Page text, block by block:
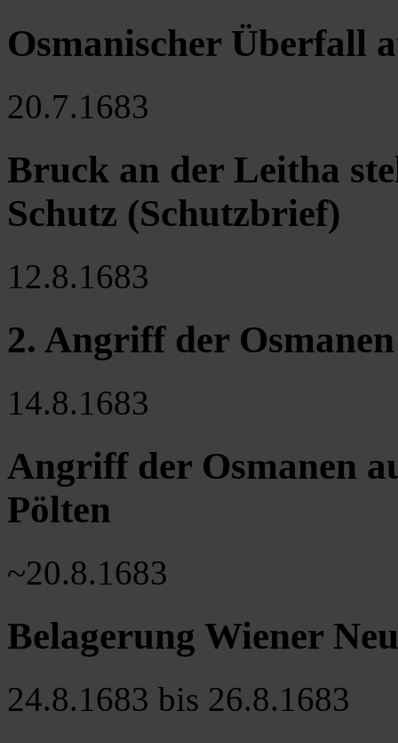
Osmanischer Überfall
20.7.1683
Bruck an der Leitha
Schutz (Schutzbrief)
12.8.1683
2. Angriff der
14.8.1683
Angriff der Osmanen
Pölten
~20.8.1683
Belagerung Wiener
24.8.1683 bis 26.8.1683